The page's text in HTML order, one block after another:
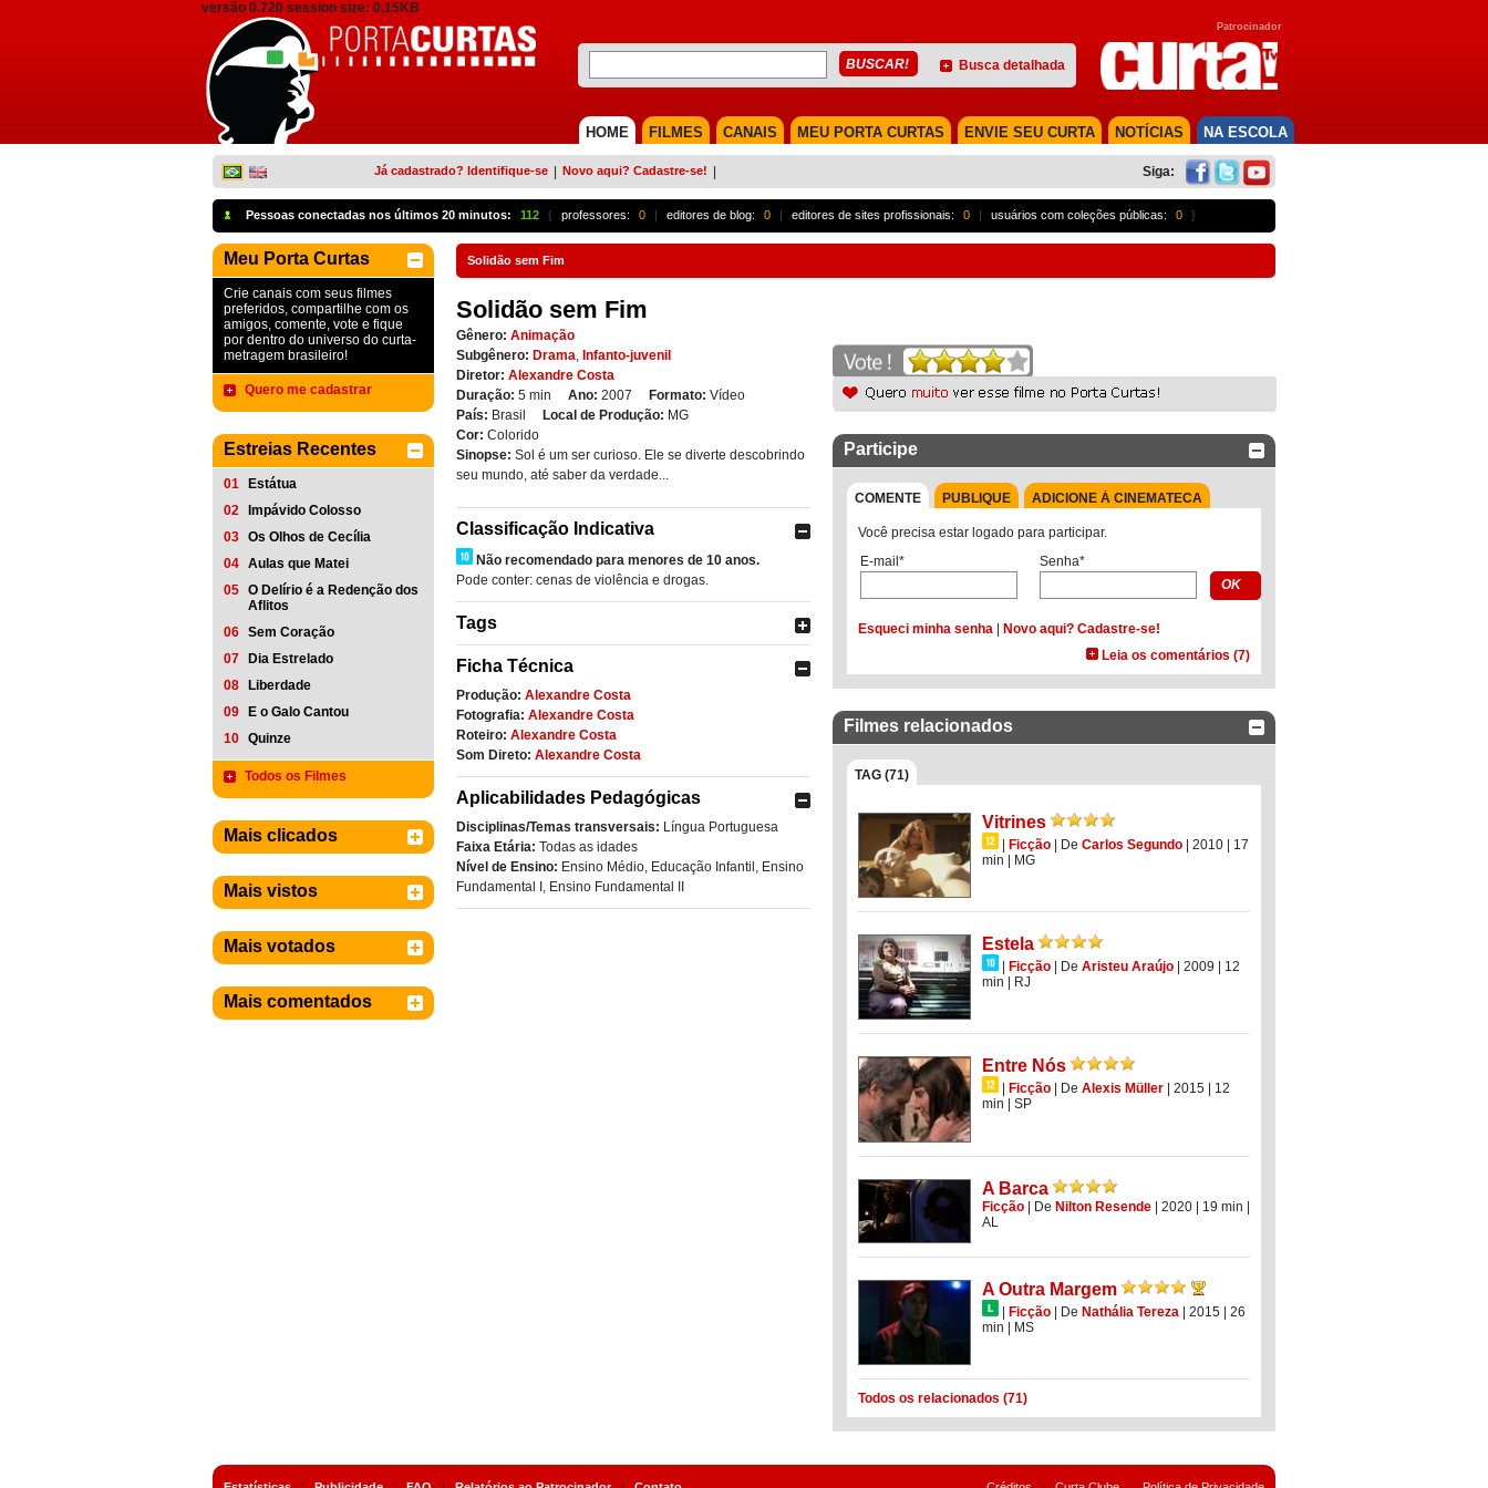
versão 0.720 session size: 0,15KB
Busca detalhada
Patrocinador
NA ESCOLA
NOTÍCIAS
ENVIE SEU CURTA
MEU PORTA CURTAS
CANAIS
FILMES
HOME
Siga:
Já cadastrado? Identifique-se Novo aqui? Cadastre-se!
Pessoas conectadas nos últimos 20 minutos: 112 { professores: 0 | editores de blog: 0 | editores de sites profissionais: 0 | usuários com coleções públicas: 0 }
Meu Porta Curtas
Crie canais com seus filmes
preferidos, compartilhe com os
amigos, comente, vote e fique
por dentro do universo do curta-
metragem brasileiro!
Quero me cadastrar
Estreias Recentes
01
Estátua
02
Impávido Colosso
03 Os Olhos de Cecília
04 Aulas que Matei
05 O Delírio é a Redenção dos
Aflitos
06 Sem Coração
07
Dia Estrelado
08
Liberdade
09
E o Galo Cantou
10 Quinze
Todos os Filmes
Mais clicados
Mais vistos
Mais votados
Mais comentados
Solidão sem Fim
Solidão sem Fim
Gênero: Animação
Subgênero: Drama, Infanto-juvenil
Diretor: Alexandre Costa
Duração: 5 min Ano: 2007 Formato: Vídeo
País: Brasil Local de Produção: MG
Cor: Colorido
Sinopse: Sol é um ser curioso. Ele se diverte descobrindo
seu mundo, até saber da verdade...
Classificação Indicativa
Não recomendado para menores de 10 anos.
Pode conter: cenas de violência e drogas.
Tags
Ficha Técnica
Produção: Alexandre Costa
Fotografia: Alexandre Costa
Roteiro: Alexandre Costa
Som Direto: Alexandre Costa
Aplicabilidades Pedagógicas
Disciplinas/Temas transversais: Língua Portuguesa
Faixa Etária: Todas as idades
Nível de Ensino: Ensino Médio, Educação Infantil , Ensino
Fundamental I , Ensino Fundamental II
Participe
COMENTE PUBLIQUE ADICIONE À CINEMATECA
Você precisa estar logado para participar.
E-mail*
Senha*
Esqueci minha senha
Novo aqui? Cadastre-se!
Leia os comentários (7)
Filmes relacionados
TAG (71)
Vitrines
Ficção De Carlos Segundo | 2010
| 17
min
MG
Estela
Ficção De Aristeu Araújo | 2009
| 12
min
RJ
Entre Nós
Ficção De Alexis Müller | 2015
| 12
min
SP
A Barca
Ficção | De Nilton Resende | 2020 | 19 min |
AL
A Outra Margem
| Ficção | De Nathália Tereza | 2015 | 26
min | MS
Todos os relacionados (71)